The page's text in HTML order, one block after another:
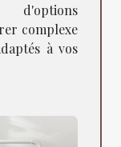
d'options
complexe
à vos